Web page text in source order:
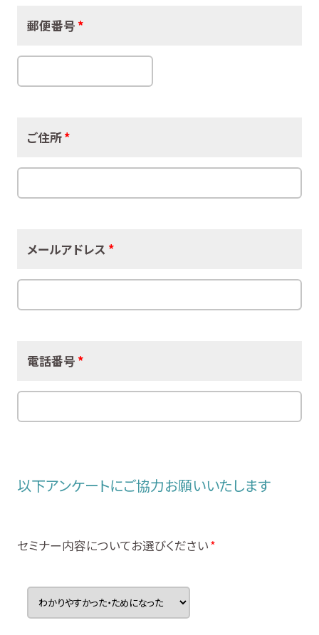
郵便番号 *
ご住所*
メールアドレス *
電話番号 *
以下アンケートにご協力お願いいたします
セミナー内容についてお選びください*